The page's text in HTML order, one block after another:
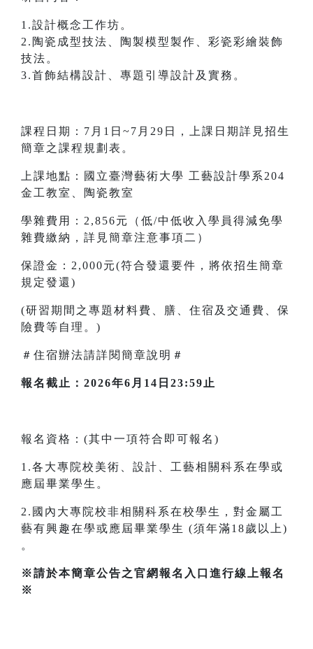
1.設計概念工作坊。
2.陶瓷成型技法、陶製模型製作、彩瓷彩繪裝飾
技法。
3.首飾結構設計、專題引導設計及實務。
課程日期：7月1日~7月29日，上課日期詳見招生
簡章之課程規劃表。
上課地點：國立臺灣藝術大學 工藝設計學系204
金工教室、陶瓷教室
學雜費用：2,856元（低/中低收入學員得減免學
雜費繳納，詳見簡章注意事項二）
保證金：2,000元(符合發還要件，將依招生簡章
規定發還)
(研習期間之專題材料費、膳、住宿及交通費、保
險費等自理。)
＃住宿辦法請詳閱簡章說明＃
報名截止：2026年6月14日23:59止
報名資格：(其中一項符合即可報名)
1.各大專院校美術、設計、工藝相關科系在學或
應屆畢業學生。
2.國內大專院校非相關科系在校學生，對金屬工
藝有興趣在學或應屆畢業學生 (須年滿18歲以上)
。
※請於本簡章公告之官網報名入口進行線上報名
※